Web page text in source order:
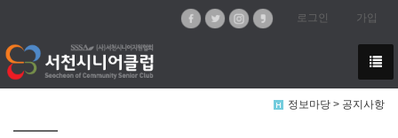
로그인 가입
정보마당 > 공지사항